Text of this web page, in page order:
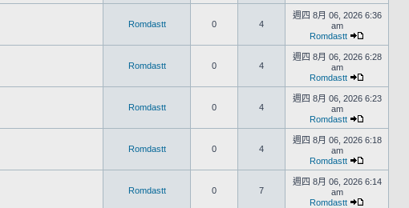
Romdastt 0 4
週四 8月 06, 2026 6:36
am
Romdastt
Romdastt 0 4
週四 8月 06, 2026 6:28
am
Romdastt
Romdastt 0 4
週四 8月 06, 2026 6:23
am
Romdastt
Romdastt 0 4
週四 8月 06, 2026 6:18
am
Romdastt
Romdastt 0 7
週四 8月 06, 2026 6:14
am
Romdastt